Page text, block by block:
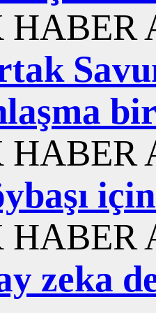
HABER
HABER
HABER
zeka